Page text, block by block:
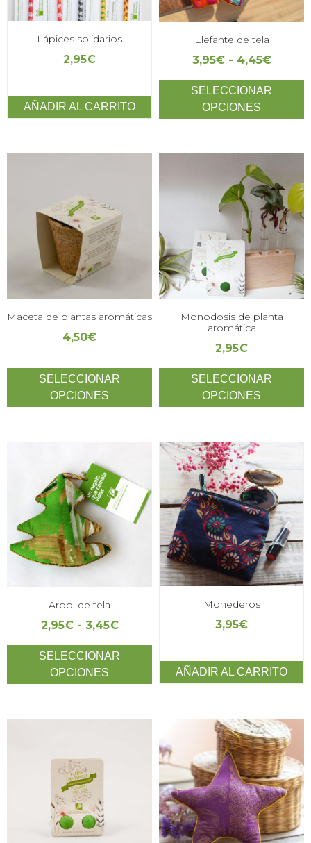
Lápices solidarios
2,95€
AÑADIR AL CARRITO
Elefante de tela
3,95€ - 4,45€
SELECCIONAR
OPCIONES
Maceta de plantas aromáticas
4,50€
SELECCIONAR
OPCIONES
Monodosis de planta
aromática
2,95€
SELECCIONAR
OPCIONES
Árbol de tela
2,95€ - 3,45€
SELECCIONAR
OPCIONES
Monederos
3,95€
AÑADIR AL CARRITO